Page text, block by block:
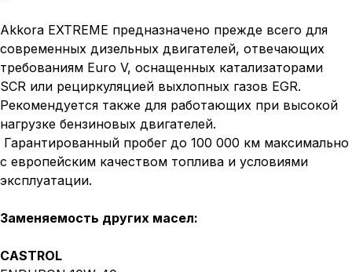
Akkora EXTREME предназначено прежде всего для
современных дизельных двигателей, отвечающих
требованиям Euro V, оснащенных катализаторами
SCR или рециркуляцией выхлопных газов EGR.
Рекомендуется также для работающих при высокой
нагрузке бензиновых двигателей.
Гарантированный пробег до 100 000 км максимально
с европейским качеством топлива и условиями
эксплуатации.
Заменяемость других масел:
CASTROL